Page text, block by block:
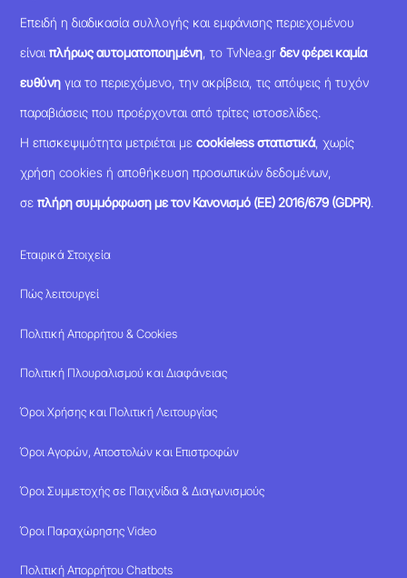
Επειδή η διαδικασία συλλογής και εμφάνισης περιεχομένου
είναιπλήρως αυτοματοποιημένη , το TvNea.grδεν φέρει καμία
ευθύνη για το περιεχόμενο, την ακρίβεια, τις απόψεις ή τυχόν
παραβιάσεις που προέρχονται από τρίτες ιστοσελίδες.
Η επισκεψιμότητα μετριέται μεcookieless στατιστικά, χωρίς
χρήση cookies ή αποθήκευση προσωπικών δεδομένων,
σεπλήρη συμμόρφωση με τον Κανονισμό (ΕΕ) 2016/679 (GDPR).
Εταιρικά Στοιχεία
Πώς λειτουργεί
Πολιτική Απορρήτου & Cookies
Πολιτική Πλουραλισμού και Διαφάνειας
Όροι Χρήσης και Πολιτική Λειτουργίας
Όροι Αγορών, Αποστολών και Επιστροφών
Όροι Συμμετοχής σε Παιχνίδια & Διαγωνισμούς
Όροι Παραχώρησης Video
Πολιτική Απορρήτου Chatbots